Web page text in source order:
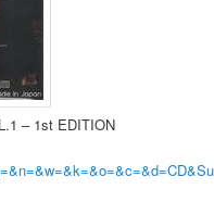
– 1st EDITION